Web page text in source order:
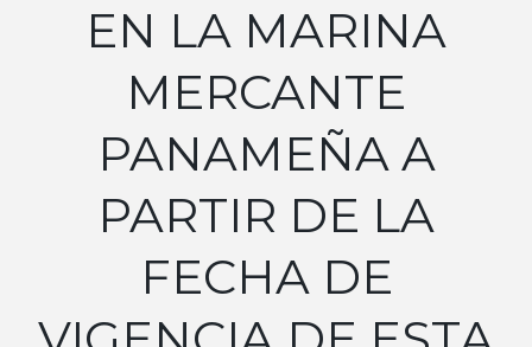
EN LA MARINA
MERCANTE
PANAMEÑA A
PARTIR DE LA
FECHA DE